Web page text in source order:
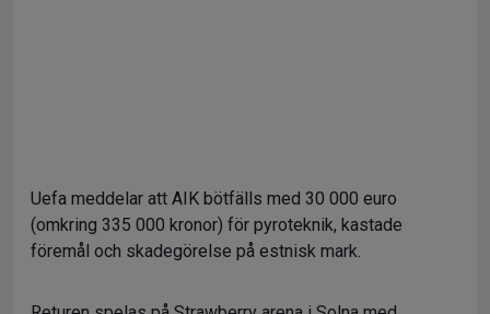
Uefa meddelar att AIK bötfälls med 30 000 euro
(omkring 335 000 kronor) för pyroteknik, kastade
föremål och skadegörelse på estnisk mark.